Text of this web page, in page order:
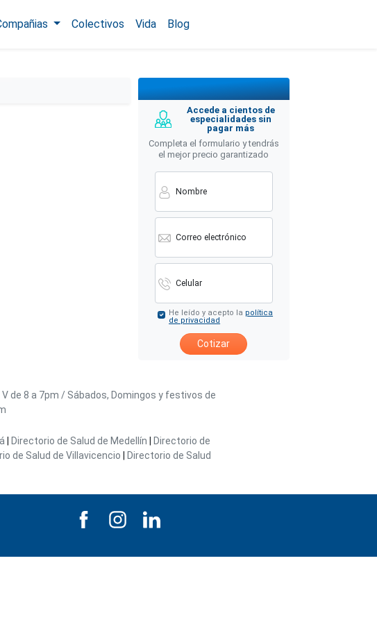
Colectivos Vida Blog
Accede a cientos de
especialidades sin
pagar más
Completa el formulario y tendrás
el mejor precio garantizado
Nombre
Correo electrónico
Celular
He leído y acepto la política
de privacidad
Cotizar
V de 8 a 7pm / Sábados, Domingos y festivos de
Directorio de Salud de Medellín
Directorio de
de Salud de Villavicencio
Directorio de Salud